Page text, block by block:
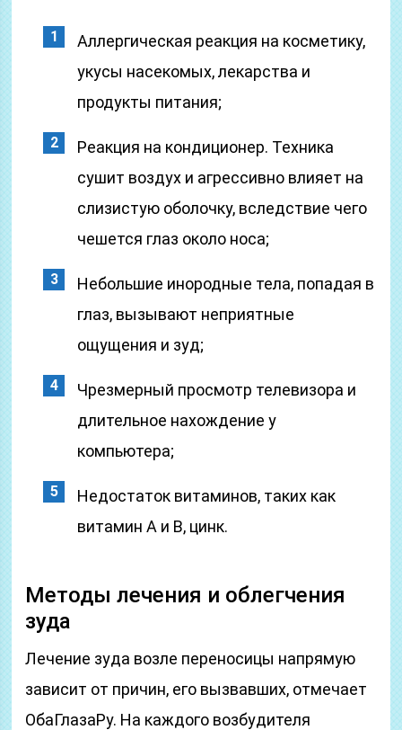
Аллергическая реакция на косметику,
укусы насекомых, лекарства и
продукты питания;
Реакция на кондиционер. Техника
сушит воздух и агрессивно влияет на
слизистую оболочку, вследствие чего
чешется глаз около носа;
Небольшие инородные тела, попадая в
глаз, вызывают неприятные
ощущения и зуд;
Чрезмерный просмотр телевизора и
длительное нахождение у
компьютера;
Недостаток витаминов, таких как
витамин А и В, цинк.
Методы лечения и облегчения
зуда
Лечение зуда возле переносицы напрямую
зависит от причин, его вызвавших, отмечает
ОбаГлазаPy. На каждого возбудителя